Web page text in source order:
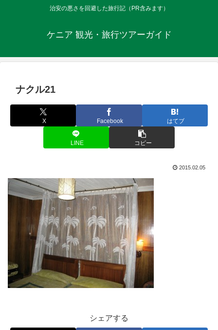
治安の悪さを回避した旅行記（PR含みます）
ケニア 観光・旅行ツアーガイド
ナクル21
X Facebook はてブ
LINE コピー
2015.02.05
シェアする